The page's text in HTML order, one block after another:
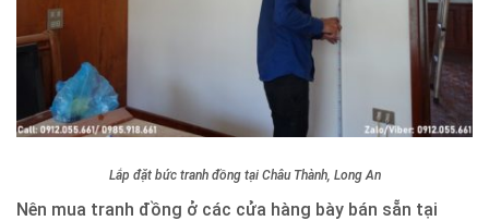
Lắp đặt bức tranh đồng tại Châu Thành, Long An
Nên mua tranh đồng ở các cửa hàng bày bán sẵn tại